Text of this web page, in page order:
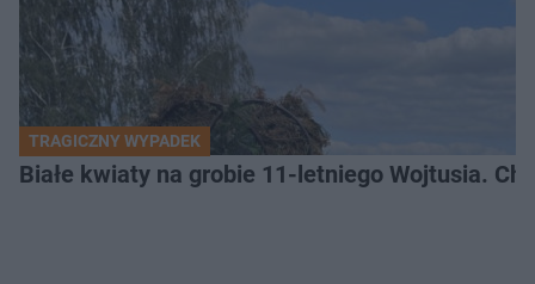
TRAGICZNY WYPADEK
Białe kwiaty na grobie 11-letniego Wojtusia.